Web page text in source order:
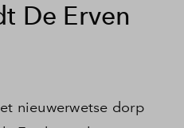
De Erven
nieuwerwetse dorp